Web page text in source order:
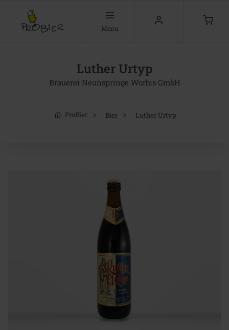
Menu
Luther Urtyp
Brauerei Neunspringe Worbis GmbH
ProBier Bier Luther Urtyp